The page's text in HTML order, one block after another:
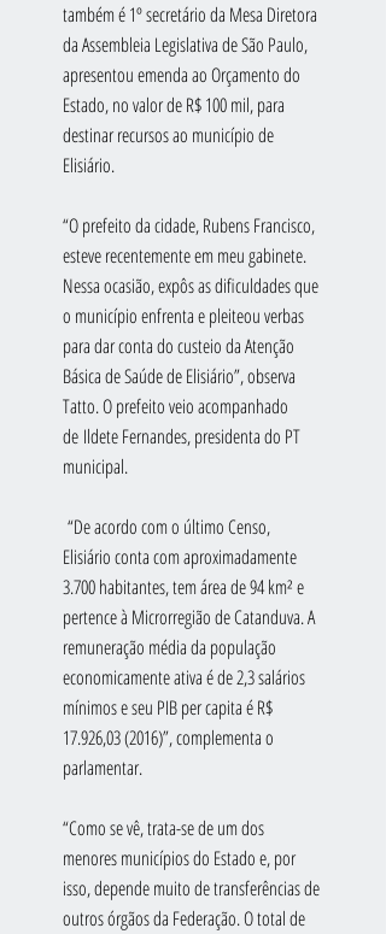
também é 1º secretário da Mesa Diretora
da Assembleia Legislativa de São Paulo,
apresentou emenda ao Orçamento do
Estado, no valor de R$ 100 mil, para
destinar recursos ao município de
Elisiário.
“O prefeito da cidade, Rubens Francisco,
esteve recentemente em meu gabinete.
Nessa ocasião, expôs as dificuldades que
o município enfrenta e pleiteou verbas
para dar conta do custeio da Atenção
Básica de Saúde de Elisiário”, observa
Tatto. O prefeito veio acompanhado
de Ildete Fernandes, presidenta do PT
municipal.
“De acordo com o último Censo,
Elisiário conta com aproximadamente
3.700 habitantes, tem área de 94 km² e
pertence à Microrregião de Catanduva. A
remuneração média da população
economicamente ativa é de 2,3 salários
mínimos e seu PIB per capita é R$
17.926,03 (2016)”, complementa o
parlamentar.
“Como se vê, trata-se de um dos
menores municípios do Estado e, por
isso, depende muito de transferências de
outros órgãos da Federação. O total de